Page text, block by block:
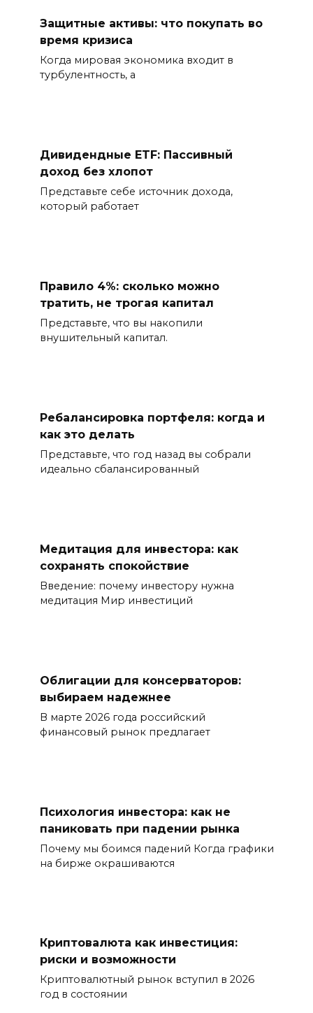
Защитные активы: что покупать во
время кризиса
Когда мировая экономика входит в
турбулентность, а
Дивидендные ETF: Пассивный
доход без хлопот
Представьте себе источник дохода,
который работает
Правило 4%: сколько можно
тратить, не трогая капитал
Представьте, что вы накопили
внушительный капитал.
Ребалансировка портфеля: когда и
как это делать
Представьте, что год назад вы собрали
идеально сбалансированный
Медитация для инвестора: как
сохранять спокойствие
Введение: почему инвестору нужна
медитация Мир инвестиций
Облигации для консерваторов:
выбираем надежнее
В марте 2026 года российский
финансовый рынок предлагает
Психология инвестора: как не
паниковать при падении рынка
Почему мы боимся падений Когда графики
на бирже окрашиваются
Криптовалюта как инвестиция:
риски и возможности
Криптовалютный рынок вступил в 2026
год в состоянии